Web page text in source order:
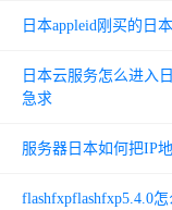
日本appleid刚买的日
日本云服务怎么进入
急求
服务器日本如何把IP
flashfxpflashfxp5.4.0